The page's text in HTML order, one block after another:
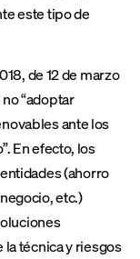
este tipo de
de 12 de marzo
“adoptar
ante los
En efecto, los
(ahorro
etc.)
la técnica y riesgos